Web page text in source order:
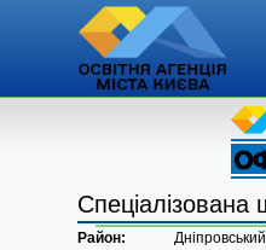
Спеціалізована
Район:
Дніпровський